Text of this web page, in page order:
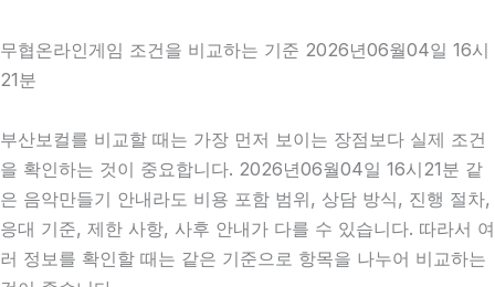
무협온라인게임 조건을 비교하는 기준 2026년06월04일 16시
21분
부산보컬를 비교할 때는 가장 먼저 보이는 장점보다 실제 조건
을 확인하는 것이 중요합니다. 2026년06월04일 16시21분 같
은 음악만들기 안내라도 비용 포함 범위, 상담 방식, 진행 절차,
응대 기준, 제한 사항, 사후 안내가 다를 수 있습니다. 따라서 여
러 정보를 확인할 때는 같은 기준으로 항목을 나누어 비교하는